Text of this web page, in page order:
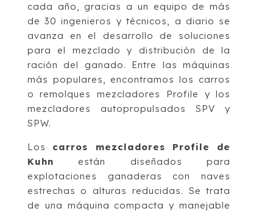
cada año, gracias a un equipo de más
de 30 ingenieros y técnicos, a diario se
avanza en el desarrollo de soluciones
para el mezclado y distribución de la
ración del ganado. Entre las máquinas
más populares, encontramos los carros
o remolques mezcladores Profile y los
mezcladores autopropulsados SPV y
SPW.
Los carros mezcladores Profile de
Kuhn están diseñados para
explotaciones ganaderas con naves
estrechas o alturas reducidas. Se trata
de una máquina compacta y manejable